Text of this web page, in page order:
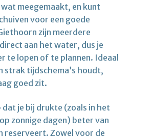
meegemaakt, en kunt
voor een goede
zijn meerdere
aan het water, dus je
te lopen of te plannen. Ideaal
strak tijdschema’s houdt,
goed zit.
dat je bij drukte (zoals in het
zonnige dagen) beter van
reserveert. Zowel voor de